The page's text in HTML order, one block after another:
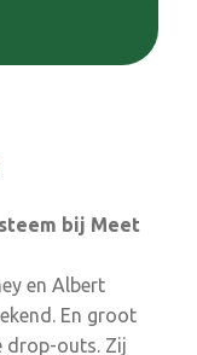
bij Meet
en Albert
En groot
drop-outs. Zij